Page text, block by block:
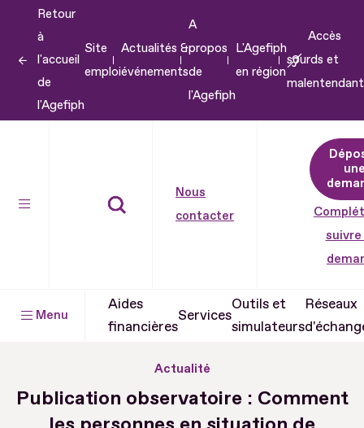
contenu
Retour
à
l'accueil
de
l'Agefiph
Site
emploi
Actualités &
événements
A
propos
de
l'Agefiph
L'Agefiph
en région
Accès
sourds et
Nous
contacter
suivre
Menu
Aides
financières
Services
Outils et
simulateurs
Réseaux
Actualité
Publication observatoire : Comment